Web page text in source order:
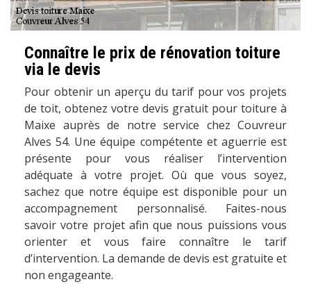
Connaître le prix de rénovation toiture
via le devis
Pour obtenir un aperçu du tarif pour vos projets
de toit, obtenez votre devis gratuit pour toiture à
Maixe auprès de notre service chez Couvreur
Alves 54. Une équipe compétente et aguerrie est
présente pour vous réaliser l’intervention
adéquate à votre projet. Où que vous soyez,
sachez que notre équipe est disponible pour un
accompagnement personnalisé. Faites-nous
savoir votre projet afin que nous puissions vous
orienter et vous faire connaître le tarif
d’intervention. La demande de devis est gratuite et
non engageante.